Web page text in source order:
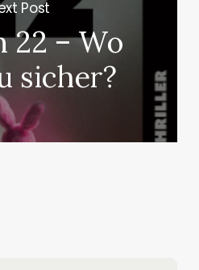
Post
22 – Wo
sicher?